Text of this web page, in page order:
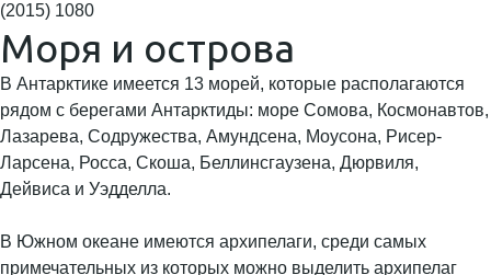
(2015) 1080
Моря и острова
В Антарктике имеется 13 морей, которые располагаются
рядом с берегами Антарктиды: море Сомова, Космонавтов,
Лазарева, Содружества, Амундсена, Моусона, Рисер-
Ларсена, Росса, Скоша, Беллинсгаузена, Дюрвиля,
Дейвиса и Уэдделла.
В Южном океане имеются архипелаги, среди самых
примечательных из которых можно выделить архипелаг